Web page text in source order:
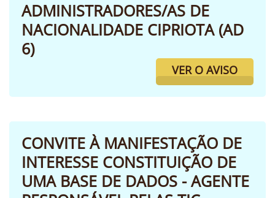
ADMINISTRADORES/AS DE
NACIONALIDADE CIPRIOTA (AD
6)
VER O AVISO
CONVITE À MANIFESTAÇÃO DE
INTERESSE CONSTITUIÇÃO DE
UMA BASE DE DADOS - AGENTE